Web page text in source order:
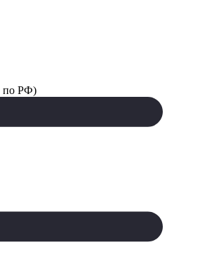
по РФ)